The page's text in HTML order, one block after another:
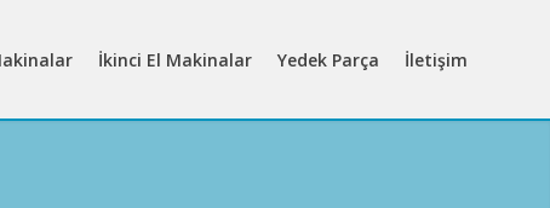
İkinci El Makinalar Yedek Parça İletişim